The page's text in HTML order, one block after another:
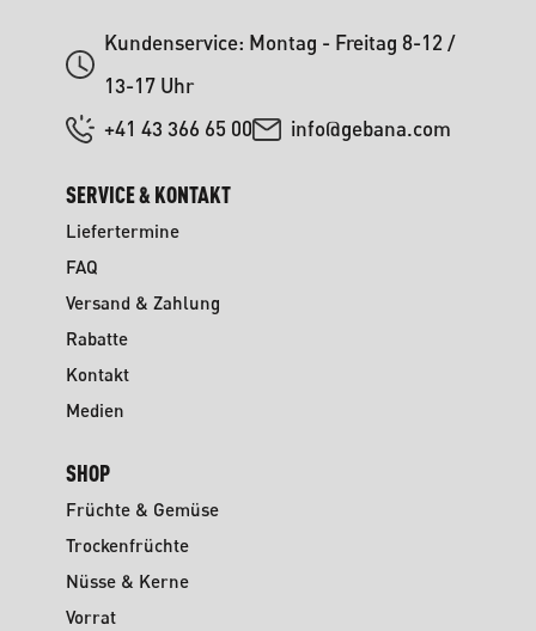
Kundenservice: Montag - Freitag 8-12 /
13-17 Uhr
+41 43 366 65 00
info@gebana.com
SERVICE & KONTAKT
Liefertermine
FAQ
Versand & Zahlung
Rabatte
Kontakt
Medien
SHOP
Früchte & Gemüse
Trockenfrüchte
Nüsse & Kerne
Vorrat